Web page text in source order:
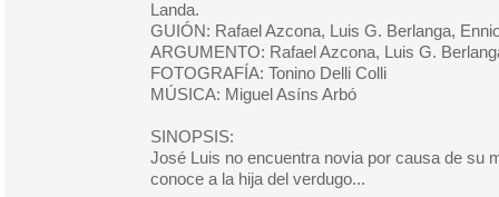
Landa.
GUIÓN: Rafael Azcona, Luis G. Berlanga,
ARGUMENTO: Rafael Azcona, Luis G.
FOTOGRAFÍA: Tonino Delli Colli
MÚSICA: Miguel Asíns Arbó
SINOPSIS:
José Luis no encuentra novia por causa de su
conoce a la hija del verdugo...